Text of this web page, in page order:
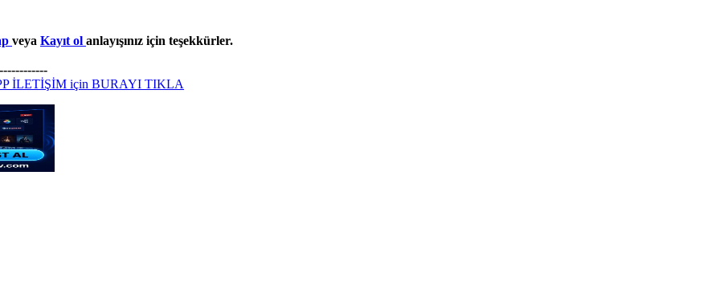
veya Kayıt ol anlayışınız için teşekkürler.
İLETİŞİM için BURAYI TIKLA